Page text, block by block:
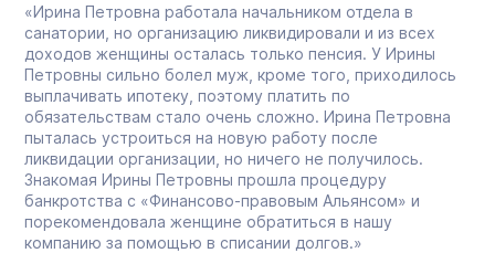
«Ирина Петровна работала начальником отдела в
санатории, но организацию ликвидировали и из всех
доходов женщины осталась только пенсия. У Ирины
Петровны сильно болел муж, кроме того, приходилось
выплачивать ипотеку, поэтому платить по
обязательствам стало очень сложно. Ирина Петровна
пыталась устроиться на новую работу после
ликвидации организации, но ничего не получилось.
Знакомая Ирины Петровны прошла процедуру
банкротства с «Финансово-правовым Альянсом» и
порекомендовала женщине обратиться в нашу
компанию за помощью в списании долгов.»